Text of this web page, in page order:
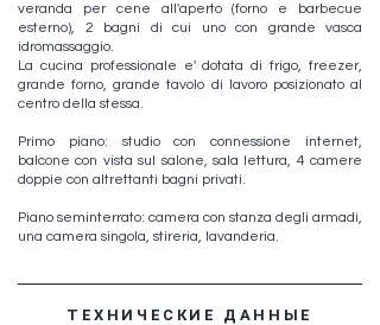
veranda per cene all'aperto (forno e barbecue
esterno), 2 bagni di cui uno con grande vasca
idromassaggio.
La cucina professionale e' dotata di frigo, freezer,
grande forno, grande tavolo di lavoro posizionato al
centro della stessa.
Primo piano: studio con connessione internet,
balcone con vista sul salone, sala lettura, 4 camere
doppie con altrettanti bagni privati.
Piano seminterrato: camera con stanza degli armadi,
una camera singola, stireria, lavanderia.
ТЕХНИЧЕСКИЕ ДАННЫЕ